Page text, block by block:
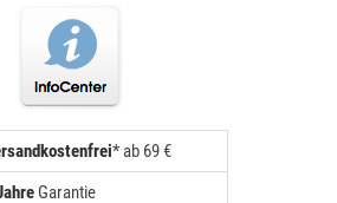
* ab 69 €
Garantie